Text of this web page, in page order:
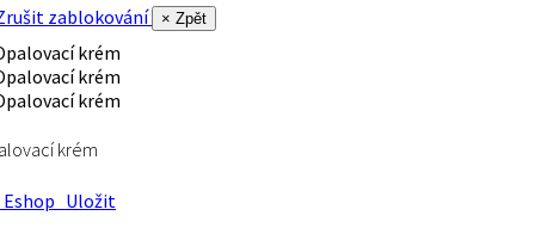
zablokování
× Zpět
krém
Uložit